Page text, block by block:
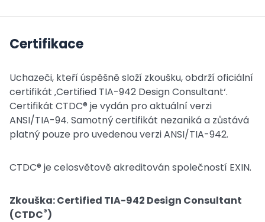
Certifikace
Uchazeči, kteří úspěšně složí zkoušku, obdrží oficiální
certifikát ‚Certified TIA-942 Design Consultant‘.
Certifikát CTDC® je vydán pro aktuální verzi
ANSI/TIA-94. Samotný certifikát nezaniká a zůstává
platný pouze pro uvedenou verzi ANSI/TIA-942.
CTDC® je celosvětově akreditován společností EXIN.
Zkouška: Certified TIA-942 Design Consultant
(CTDC®)